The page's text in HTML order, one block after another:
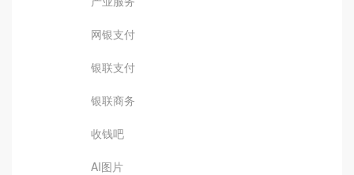
网银支付
银联支付
银联商务
收钱吧
AI图片